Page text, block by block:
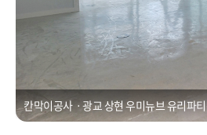
칸막이공사ㆍ광교 상현 우미뉴브 유리파